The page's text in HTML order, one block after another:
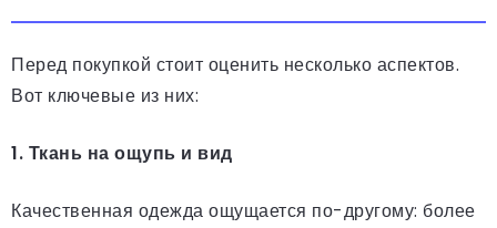
Перед покупкой стоит оценить несколько аспектов.
Вот ключевые из них:
1. Ткань на ощупь и вид
Качественная одежда ощущается по-другому: более